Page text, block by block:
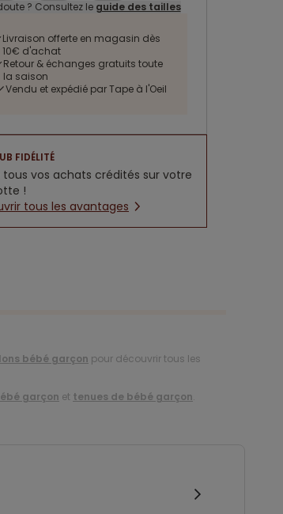
doute ? Consultez le guide des tailles
Livraison offerte en magasin dès
10€ d'achat
Retour & échanges gratuits toute
la saison
Vendu et expédié par Tape à l'Oeil
FIDÉLITÉ
tous vos achats crédités sur votre
!
tous les avantages
bébé garçon pour découvrir tous les
garçon et tenues de bébé garçon.